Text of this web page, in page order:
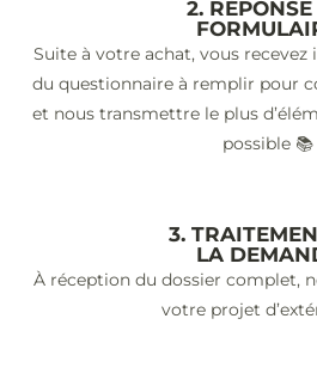
2.
Suite à votre achat, vous
du questionnaire à remplir pour
et nous transmettre le plus
possible 📚
3.
LA
À réception du dossier complet,
votre projet